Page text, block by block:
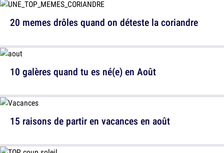
20 memes drôles quand on déteste la coriandre
15 raisons de partir en vacances en août
10 galères quand tu es né(e) en Août